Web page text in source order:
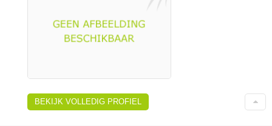
BEKIJK VOLLEDIG PROFIEL